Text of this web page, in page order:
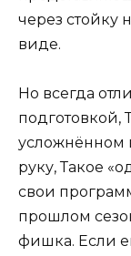
через стойку
виде.
Но всегда
подготовкой,
усложнённом
руку, Такое
свои
прошлом
фишка. Если